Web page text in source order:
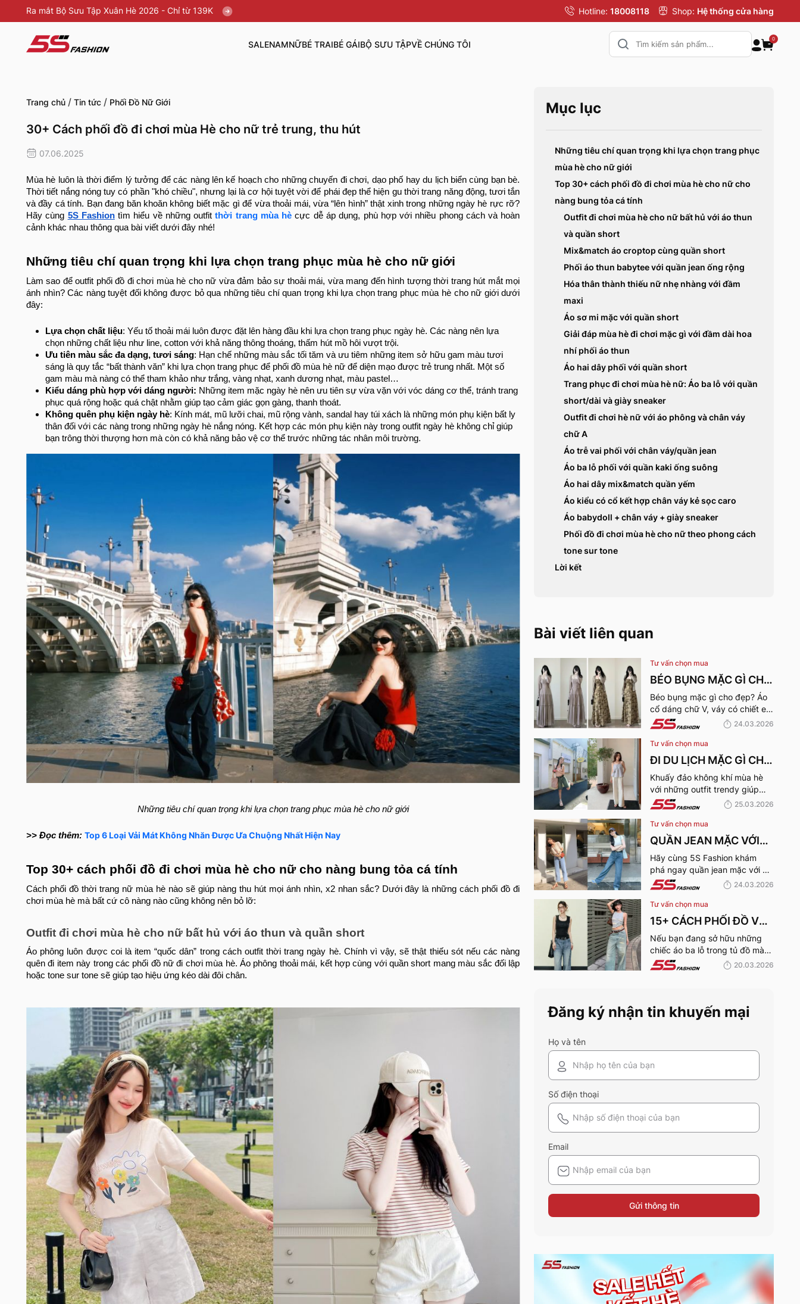
Ra mắt Bộ Sưu Tập Xuân Hè 2026 - Chỉ từ 139K Hotline: 18008118 Shop: Hệ thống cửa hàng
SALENAMNỮBÉ TRAIBÉ GÁIBỘ SƯU TẬPVỀ CHÚNG TÔI
0
Trang chủ / Tin tức / Phối Đồ Nữ Giới
30+ Cách phối đồ đi chơi mùa Hè cho nữ trẻ trung, thu hút
07.06.2025
Mùa hè luôn là thời điểm lý tưởng để các nàng lên kế hoạch cho những chuyến đi chơi, dạo phố hay du lịch biển cùng bạn bè.
Thời tiết nắng nóng tuy có phần "khó chiều", nhưng lại là cơ hội tuyệt vời để phái đẹp thể hiện gu thời trang năng động, tươi tắn
và đầy cá tính. Bạn đang băn khoăn không biết mặc gì để vừa thoải mái, vừa “lên hình” thật xinh trong những ngày hè rực rỡ?
Hãy cùng 5S Fashion tìm hiểu về những outfitthời trang mùa hè cực dễ áp dụng, phù hợp với nhiều phong cách và hoàn
cảnh khác nhau thông qua bài viết dưới đây nhé!
Những tiêu chí quan trọng khi lựa chọn trang phục mùa hè cho nữ giới
Làm sao để outfit phối đồ đi chơi mùa hè cho nữ vừa đảm bảo sự thoải mái, vừa mang đến hình tượng thời trang hút mắt mọi
ánh nhìn? Các nàng tuyệt đối không được bỏ qua những tiêu chí quan trọng khi lựa chọn trang phục mùa hè cho nữ giới dưới
đây:
Lựa chọn chất liệu: Yếu tố thoải mái luôn được đặt lên hàng đầu khi lựa chọn trang phục ngày hè. Các nàng nên lựa
chọn những chất liệu như line, cotton với khả năng thông thoáng, thấm hút mồ hôi vượt trội.
Ưu tiên màu sắc đa dạng, tươi sáng: Hạn chế những màu sắc tối tăm và ưu tiêm những item sở hữu gam màu tươi
sáng là quy tắc “bất thành văn” khi lựa chọn trang phục để phối đồ mùa hè nữ để diện mạo được trẻ trung nhất. Một số
gam màu mà nàng có thể tham khảo như trắng, vàng nhạt, xanh dương nhạt, màu pastel…
Kiểu dáng phù hợp với dáng người: Những item mặc ngày hè nên ưu tiên sự vừa vặn với vóc dáng cơ thể, tránh trang
phục quá rộng hoặc quá chật nhằm giúp tạo cảm giác gọn gàng, thanh thoát.
Không quên phụ kiện ngày hè: Kính mát, mũ lưỡi chai, mũ rộng vành, sandal hay túi xách là những món phụ kiện bất ly
thân đối với các nàng trong những ngày hè nắng nóng. Kết hợp các món phụ kiện này trong outfit ngày hè không chỉ giúp
bạn trông thời thượng hơn mà còn có khả năng bảo vệ cơ thể trước những tác nhân môi trường.
Những tiêu chí quan trọng khi lựa chọn trang phục mùa hè cho nữ giới
>> Đọc thêm: Top 6 Loại Vải Mát Không Nhăn Được Ưa Chuộng Nhất Hiện Nay
Top 30+ cách phối đồ đi chơi mùa hè cho nữ cho nàng bung tỏa cá tính
Cách phối đồ thời trang nữ mùa hè nào sẽ giúp nàng thu hút mọi ánh nhìn, x2 nhan sắc? Dưới đây là những cách phối đồ đi
chơi mùa hè mà bất cứ cô nàng nào cũng không nên bỏ lỡ:
Outfit đi chơi mùa hè cho nữ bất hủ với áo thun và quần short
Áo phông luôn được coi là item “quốc dân” trong cách outfit thời trang ngày hè. Chính vì vậy, sẽ thật thiếu sót nếu các nàng
quên đi item này trong các phối đồ nữ đi chơi mùa hè. Áo phông thoải mái, kết hợp cùng với quần short mang màu sắc đối lập
hoặc tone sur tone sẽ giúp tạo hiệu ứng kéo dài đôi chân.
Mục lục
Những tiêu chí quan trọng khi lựa chọn trang phục
mùa hè cho nữ giới
Top 30+ cách phối đồ đi chơi mùa hè cho nữ cho
nàng bung tỏa cá tính
Outfit đi chơi mùa hè cho nữ bất hủ với áo thun
và quần short
Mix&match áo croptop cùng quần short
Phối áo thun babytee với quần jean ống rộng
Hóa thân thành thiếu nữ nhẹ nhàng với đầm
maxi
Áo sơ mi mặc với quần short
Giải đáp mùa hè đi chơi mặc gì với đầm dài hoa
nhí phối áo thun
Áo hai dây phối với quần short
Trang phục đi chơi mùa hè nữ: Áo ba lỗ với quần
short/dài và giày sneaker
Outfit đi chơi hè nữ với áo phông và chân váy
chữ A
Áo trễ vai phối với chân váy/quần jean
Áo ba lỗ phối với quần kaki ống suông
Áo hai dây mix&match quần yếm
Áo kiểu có cổ kết hợp chân váy kẻ sọc caro
Áo babydoll + chân váy + giày sneaker
Phối đồ đi chơi mùa hè cho nữ​ theo phong cách
tone sur tone
Lời kết
Bài viết liên quan
Tư vấn chọn mua
BÉO BỤNG MẶC GÌ CHO
ĐẸP? 29+ OUTFIT CHE
BỤNG, HACK DÁNG
CHO NÀNG
Béo bụng mặc gì cho đẹp? Áo
cổ dáng chữ V, váy có chiết eo
cao hay quần ống rộng cạp
cao là lựa chọn tuyệt vời. 5S
Fashion sẽ chia sẻ đến bạn 30
cách mix để tạo outfit tuyệt
24.03.2026
Tư vấn chọn mua
ĐI DU LỊCH MẶC GÌ CHO
ĐẸP? NHỮNG MÓN ĐỒ
KHÔNG THỂ THIẾU
CHO CHUYẾN DU LỊCH
MÙA HÈ
Khuấy đảo không khí mùa hè
với những outfit trendy giúp
giải đáp vấn đề đi du lịch mặc
gì cho đẹp qua bài viết dưới
đây!
25.03.2026
Tư vấn chọn mua
QUẦN JEAN MẶC VỚI
ÁO GÌ ĐẸP? 15+ OUTFIT
QUẦN JEANS PHỐI ÁO
MÙA HÈ 2026
Hãy cùng 5S Fashion khám
phá ngay quần jean mặc với áo
gì đẹp với những outfit vạn
người mê dưới đây!
24.03.2026
Tư vấn chọn mua
15+ CÁCH PHỐI ĐỒ VỚI
ÁO BA LỖ NỮ CỰC
TRENDY, TRẺ TRUNG
CHO NÀNG
Nếu bạn đang sở hữu những
chiếc áo ba lỗ trong tủ đồ mà
chưa biết mặc sao cho mới mẻ,
hãy cùng 5S Fashion khám phá
20.03.2026
Đăng ký nhận tin khuyến mại
Họ và tên
Số điện thoại
Email
Gửi thông tin